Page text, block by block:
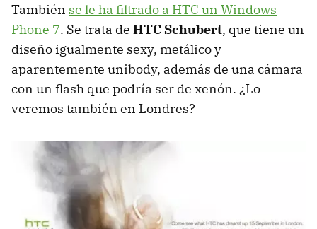
También se le ha filtrado a HTC un Windows
Phone 7. Se trata de HTC Schubert, que tiene un
diseño igualmente sexy, metálico y
aparentemente unibody, además de una cámara
con un flash que podría ser de xenón. ¿Lo
veremos también en Londres?